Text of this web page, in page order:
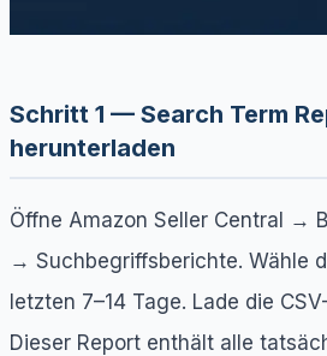
Schritt 1 — Search Term
herunterladen
Öffne Amazon Seller Central →
→ Suchbegriffsberichte. Wähle
letzten 7–14 Tage. Lade die
Dieser Report enthält alle